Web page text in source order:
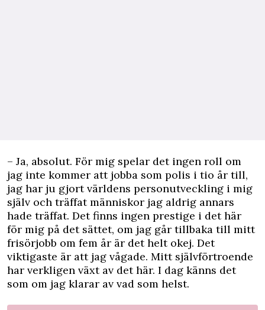
– Ja, absolut. För mig spelar det ingen roll om
jag inte kommer att jobba som polis i tio år till,
jag har ju gjort världens personutveckling i mig
själv och träffat människor jag aldrig annars
hade träffat. Det finns ingen prestige i det här
för mig på det sättet, om jag går tillbaka till mitt
frisörjobb om fem år är det helt okej. Det
viktigaste är att jag vågade. Mitt självförtroende
har verkligen växt av det här. I dag känns det
som om jag klarar av vad som helst.